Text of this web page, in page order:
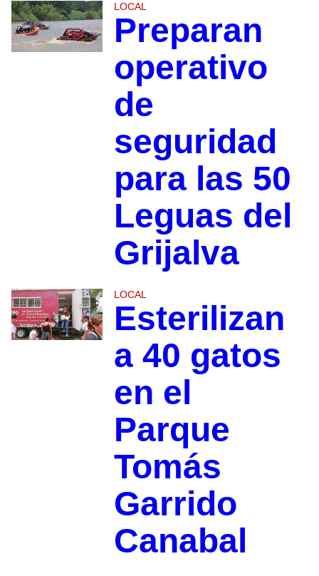
LOCAL
Preparan
operativo
de
seguridad
para las 50
Leguas del
Grijalva
LOCAL
Esterilizan
a 40 gatos
en el
Parque
Tomás
Garrido
Canabal